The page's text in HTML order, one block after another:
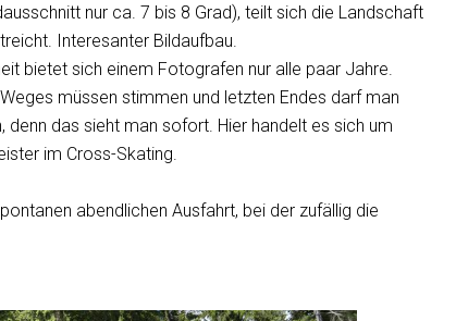
nur ca. 7 bis 8 Grad), teilt sich die Landschaft
Interesanter Bildaufbau.
bietet sich einem Fotografen nur alle paar Jahre.
müssen stimmen und letzten Endes darf man
denn das sieht man sofort. Hier handelt es sich um
im Cross-Skating.
abendlichen Ausfahrt, bei der zufällig die